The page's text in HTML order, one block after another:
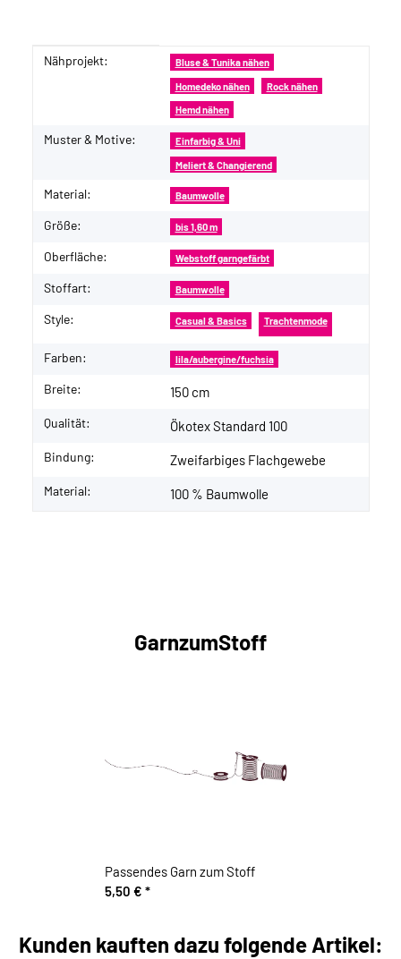
Produkteigenschaft
Wert
Nähprojekt: Bluse & Tunika nähen
Homedeko nähen Rock nähen
Hemd nähen
Muster & Motive: Einfarbig & Uni
Meliert & Changierend
Material: Baumwolle
Größe: bis 1,60 m
Oberfläche: Webstoff garngefärbt
Stoffart: Baumwolle
Style: Casual & Basics Trachtenmode
Farben: lila/aubergine/fuchsia
Breite: 150 cm
Qualität: Ökotex Standard 100
Bindung: Zweifarbiges Flachgewebe
Material: 100 % Baumwolle
GarnzumStoff
Passendes Garn zum Stoff
5,50 € *
Kunden kauften dazu folgende Artikel: